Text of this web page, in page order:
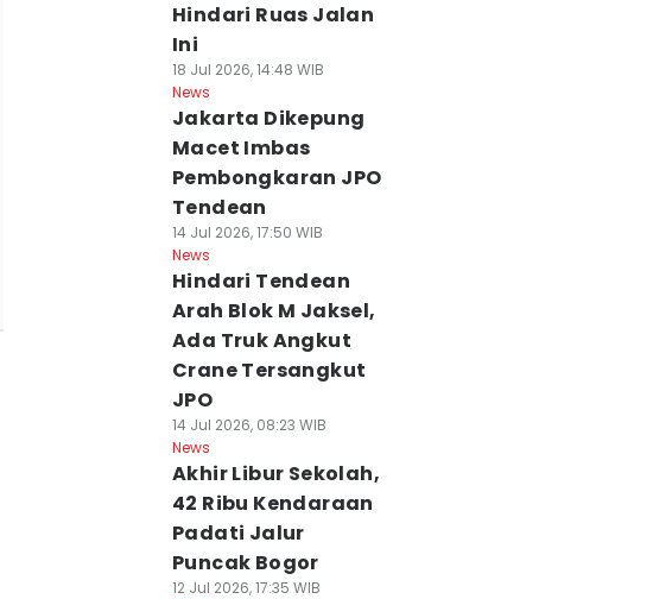
Hindari Ruas Jalan
Ini
18 Jul 2026, 14:48 WIB
News
Jakarta Dikepung
Macet Imbas
Pembongkaran JPO
Tendean
14 Jul 2026, 17:50 WIB
News
Hindari Tendean
Arah Blok M Jaksel,
Ada Truk Angkut
Crane Tersangkut
JPO
14 Jul 2026, 08:23 WIB
News
Akhir Libur Sekolah,
42 Ribu Kendaraan
Padati Jalur
Puncak Bogor
12 Jul 2026, 17:35 WIB